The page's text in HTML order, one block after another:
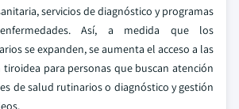
servicios de diagnóstico y programas
Así, a medida que los
se expanden, se aumenta el acceso a las
para personas que buscan atención
de salud rutinarios o diagnóstico y gestión